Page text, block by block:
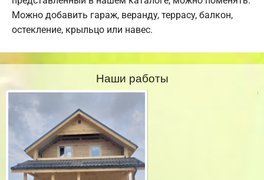
Можно добавить гараж, веранду, террасу, балкон,
остекление, крыльцо или навес.
Наши работы